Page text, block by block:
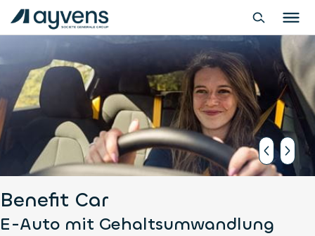
Benefit Car
E-Auto mit Gehaltsumwandlung